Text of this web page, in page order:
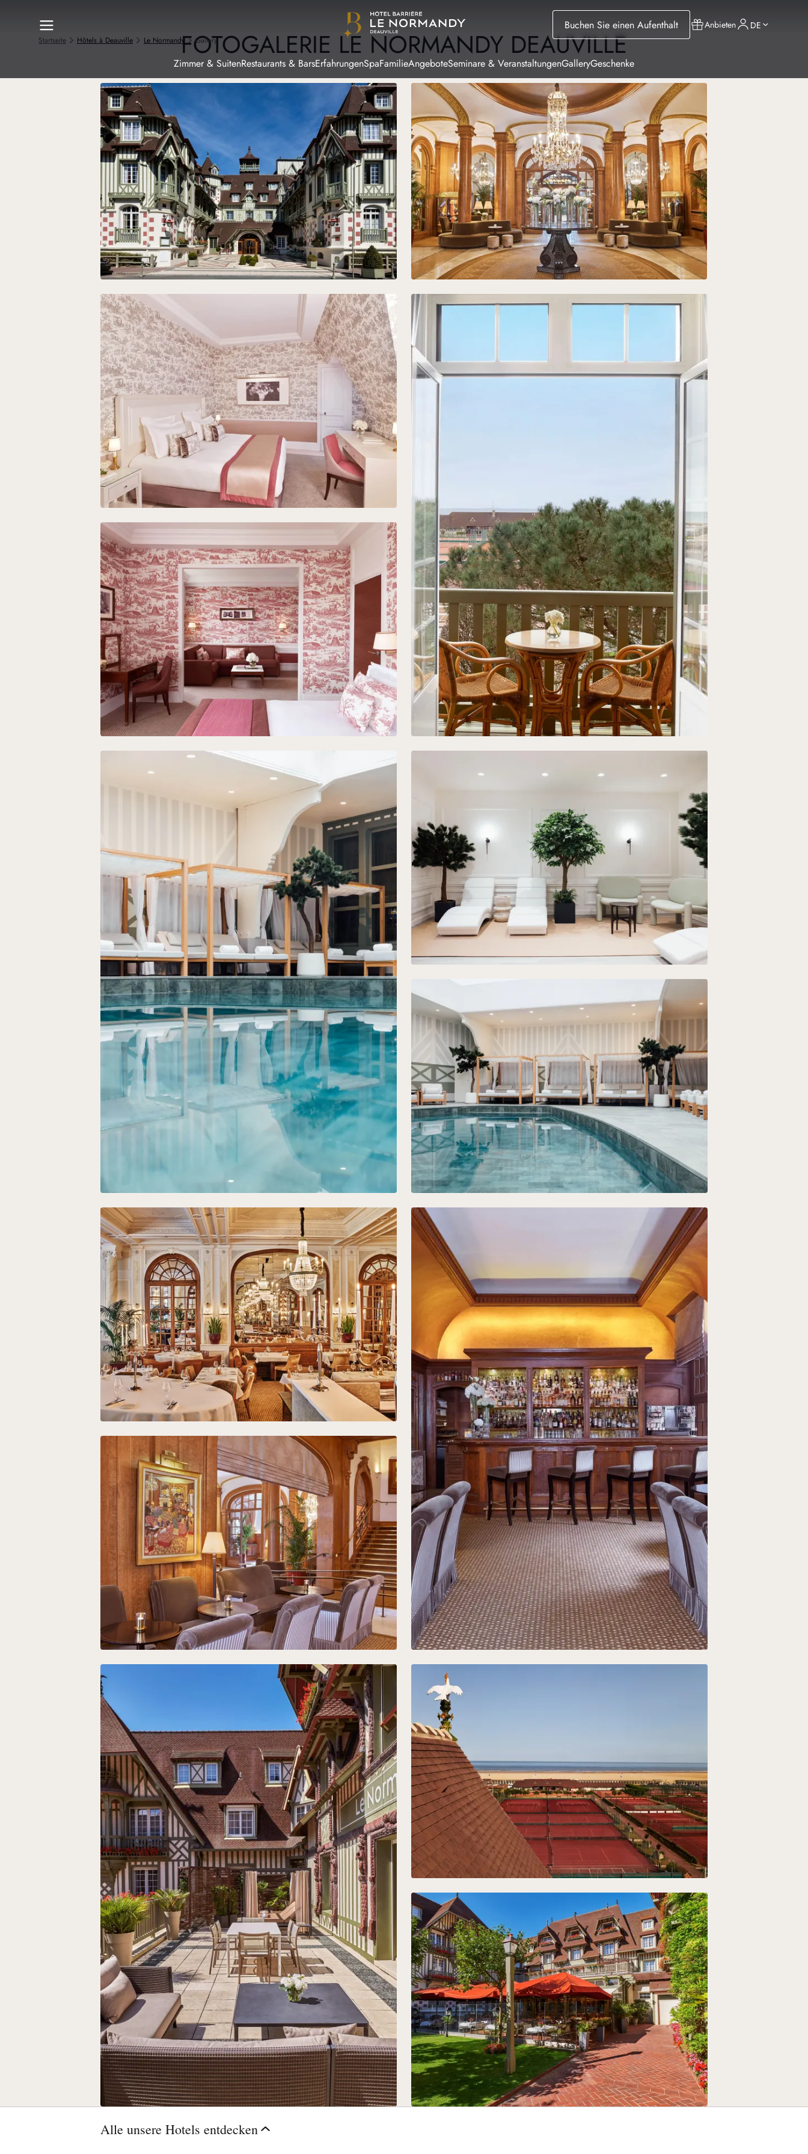
Buchen Sie einen Aufenthalt Anbieten DE
Zimmer & SuitenRestaurants & BarsErfahrungenSpaFamilieAngeboteSeminare & VeranstaltungenGalleryGeschenke
Startseite Hôtels à Deauville Le Normandy Gallery
FOTOGALERIE LE NORMANDY DEAUVILLE
Alle unsere Hotels entdecken